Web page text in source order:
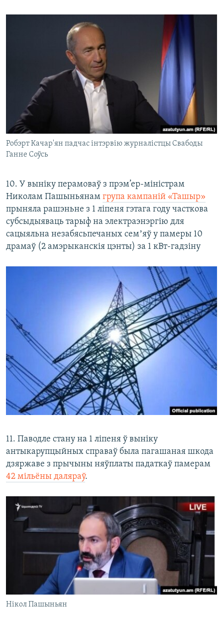
Робэрт Качар'ян падчас інтэрвію журналістцы Свабоды
Ганне Соўсь
10. У выніку перамоваў з прэм’ер-міністрам
Николам Пашыньянам група кампаній «Ташыр»
прыняла рашэньне з 1 ліпеня гэтага году часткова
субсыдыяваць тарыф на электраэнэргію для
сацыяльна незабясьпечаных семʼяў у памеры 10
драмаў (2 амэрыканскія цэнты) за 1 кВт-гадзіну
11. Паводле стану на 1 ліпеня ў выніку
антыкарупцыйных справаў была пагашаная шкода
дзяржаве з прычыны няўплаты падаткаў памерам
42 мільёны даляраў.
Нікол Пашыньян